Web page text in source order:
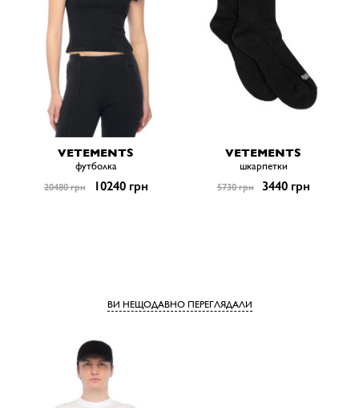
VETEMENTS
футболка
20480 грн 10240 грн
VETEMENTS
шкарпетки
5730 грн 3440 грн
ВИ НЕЩОДАВНО ПЕРЕГЛЯДАЛИ